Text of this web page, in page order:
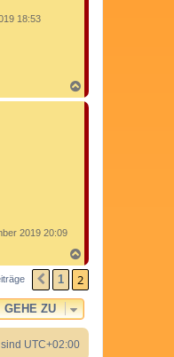
18:53
a
c
2019 20:09
a
h
o
b
e
VORHERIGE
1 2
GEHE ZU
UTC+02:00